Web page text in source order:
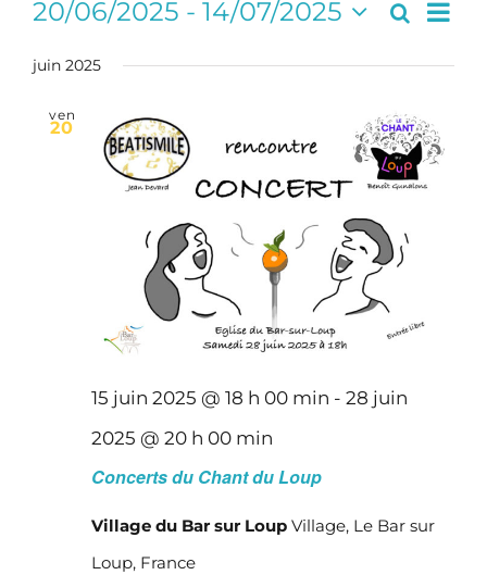
vues
20/06/2025 - 14/07/2025
une
juin 2025
ven
20
15 juin 2025 @ 18 h 00 min - 28 juin
2025 @ 20 h 00 min
Concerts du Chant du Loup
Village du Bar sur Loup Village, Le Bar sur
Loup, France